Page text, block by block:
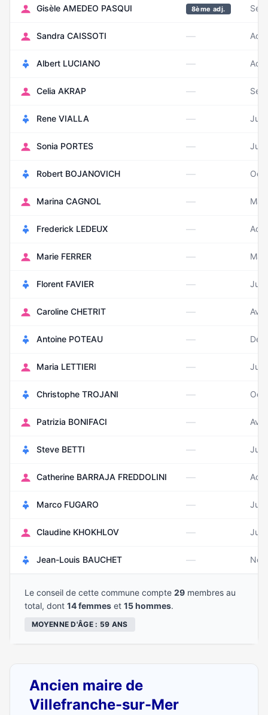
Gisèle AMEDEO PASQUI 8ème adj.
Sandra CAISSOTI —
Albert LUCIANO —
Celia AKRAP —
Rene VIALLA —
Sonia PORTES —
Robert BOJANOVICH —
Marina CAGNOL — Mai
Frederick LEDEUX —
Marie FERRER — Mai
Florent FAVIER — Juin
Caroline CHETRIT —
Antoine POTEAU —
Maria LETTIERI —
Christophe TROJANI —
Patrizia BONIFACI —
Steve BETTI —
Catherine BARRAJA FREDDOLINI —
Marco FUGARO —
Claudine KHOKHLOV —
Jean-Louis BAUCHET —
Le conseil de cette commune compte 29 membres au
total, dont 14 femmes et 15 hommes.
MOYENNE D'ÂGE : 59 ANS
Ancien maire de
Villefranche-sur-Mer